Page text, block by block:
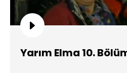
Yarım Elma 10.